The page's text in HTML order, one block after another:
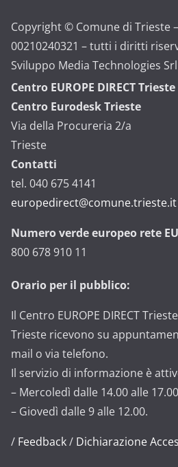
Copyright © Comune di Trieste
00210240321 – tutti i diritti
Sviluppo Media Technologies Srl
Centro EUROPE DIRECT Trieste
Centro Eurodesk Trieste
Via della Procureria 2/a
Trieste
Contatti
tel. 040 675 4141
europedirect@comune.trieste.it
Numero verde europeo rete
800 678 910 11
Orario per il pubblico:
Il Centro EUROPE DIRECT
Trieste ricevono su
mail o via telefono.
Il servizio di informazione è
– Mercoledì dalle 14.00 alle
– Giovedì dalle 9 alle 12.00.
/ Feedback/ Dichiarazione